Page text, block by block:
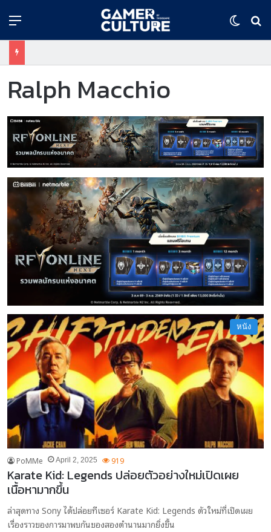
Ralph Macchio
หนัง
PoMMe April 2, 2025 919
Karate Kid: Legends ปล่อยตัวอย่างใหม่เปิดเผย
เนื้อหามากขึ้น
ล่าสุดทาง Sony ได้ปล่อยทีเซอร์ Karate Kid: Legends ตัวใหม่ที่เปิดเผย
เรื่องราวของการมาพบกันของสองตำนานมากยิ่งขึ้น